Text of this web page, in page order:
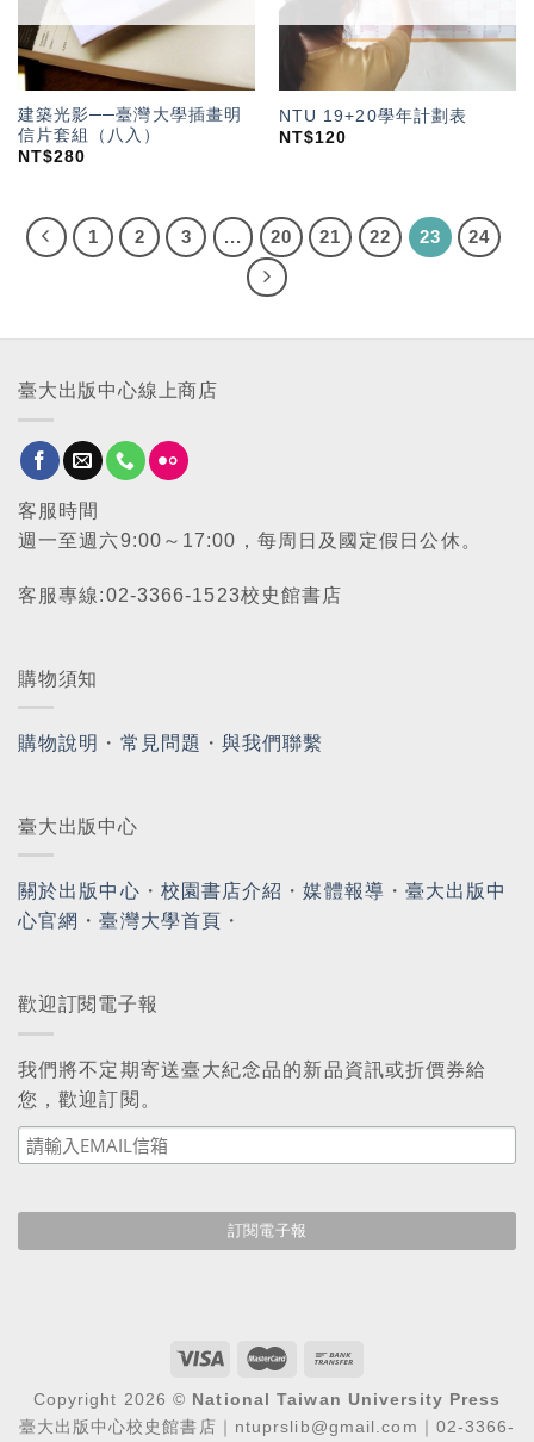
建築光影──臺灣大學插畫明
信片套組（八入）
NT$280
NTU 19+20學年計劃表
NT$120
1 2 3 ... 20 21 22 23 24
臺大出版中心線上商店
客服時間
週一至週六9:00～17:00，每周日及國定假日公休。
客服專線:02-3366-1523校史館書店
購物須知
購物說明 ・ 常見問題 ・與我們聯繫
臺大出版中心
關於出版中心 ・ 校園書店介紹 ・媒體報導 ・ 臺大出版中
心官網 ・臺灣大學首頁 ・
歡迎訂閱電子報
我們將不定期寄送臺大紀念品的新品資訊或折價券給
您，歡迎訂閱。
Copyright 2026 © National Taiwan University Press
臺大出版中心校史館書店｜ntuprslib@gmail.com｜02-3366-